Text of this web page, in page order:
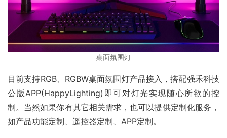
桌面氛围灯
目前支持RGB、RGBW桌面氛围灯产品接入，搭配强禾科技
公版APP(HappyLighting)即可对灯光实现随心所欲的控
制。当然如果你有其它相关需求，也可以提供定制化服务，
如产品功能定制、遥控器定制、APP定制。